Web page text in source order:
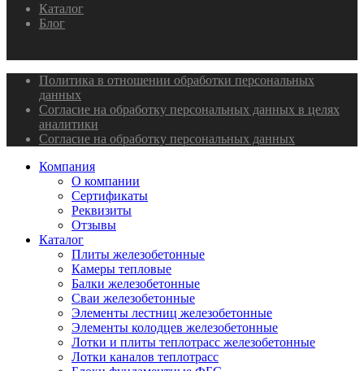
Каталог
Блог
Политика в отношении обработки персональных
данных
Согласие на обработку персональных данных в целях
аналитики
Согласие на обработку персональных данных
Компания
О компании
Сертификаты
Реквизиты
Отзывы
Каталог
Плиты железобетонные
Камеры тепловые
Балки железобетонные
Сваи железобетонные
Элементы лестниц железобетонные
Элементы колодцев железобетонные
Лотки и плиты теплотрасс железобетонные
Лотки каналов теплотрасс